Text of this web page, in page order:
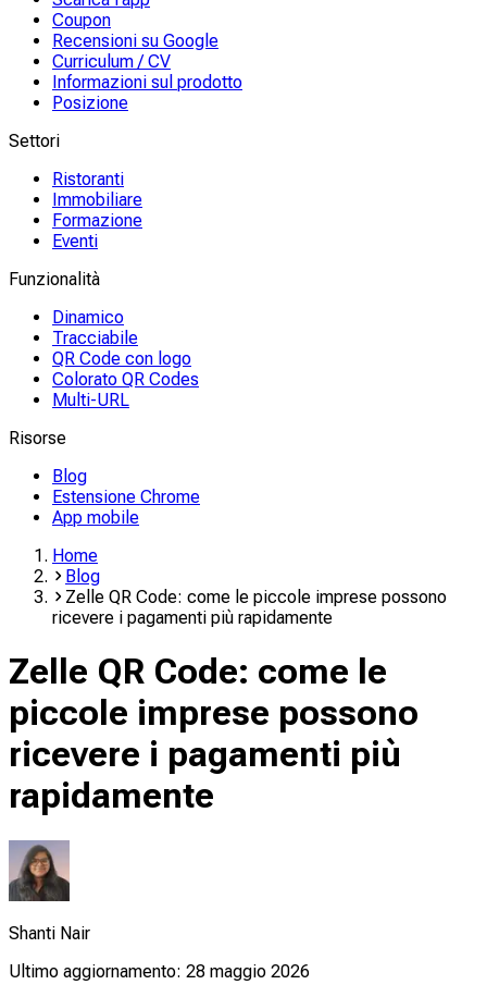
Coupon
Recensioni su Google
Curriculum / CV
Informazioni sul prodotto
Posizione
Settori
Ristoranti
Immobiliare
Formazione
Eventi
Funzionalità
Dinamico
Tracciabile
QR Code con logo
Colorato QR Codes
Multi-URL
Risorse
Blog
Estensione Chrome
App mobile
Home
Blog
Zelle QR Code: come le piccole imprese possono
ricevere i pagamenti più rapidamente
Zelle QR Code: come le
piccole imprese possono
ricevere i pagamenti più
rapidamente
Shanti Nair
Ultimo aggiornamento: 28 maggio 2026